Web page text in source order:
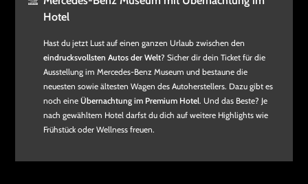
Hotel
Hast du jetzt Lust auf einen ganzen Urlaub zwischen den
eindrucksvollsten Autos der Welt? Sicher dir dein Ticket für die
Ausstellung im Mercedes-Benz Museum und bestaune die
neuesten sowie ältesten Wagen des Autoherstellers. Dazu gibt es
noch eine Übernachtung im Premium Hotel. Und das Beste? Je
nach gewähltem Hotel darfst du dich auf weitere Highlights wie
Frühstück oder Wellness freuen.